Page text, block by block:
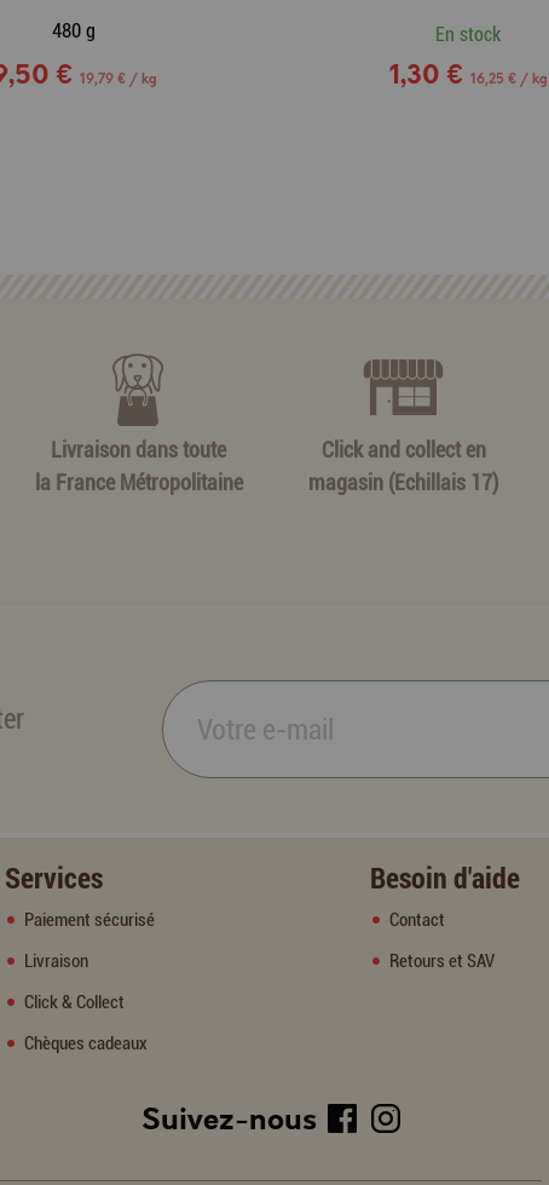
480 g
€ 19,79 € / kg
En stock
1,30 € 16,25 € / kg
Livraison dans toute
la France Métropolitaine
Click and collect en
magasin (Echillais 17)
Services
Paiement sécurisé
Livraison
Click & Collect
Chèques cadeaux
Besoin d'aide
Contact
Retours et SAV
Suivez-nous